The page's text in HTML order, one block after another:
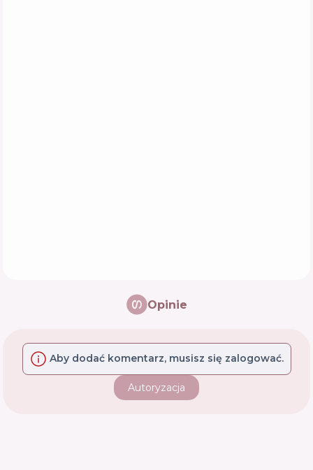
Opinie
Aby dodać komentarz, musisz się zalogować.
Autoryzacja